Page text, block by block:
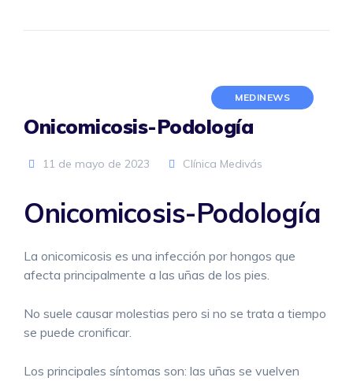
MEDINEWS
Onicomicosis-Podología
11 de mayo de 2023 Clínica Medivás
Onicomicosis-Podología
La onicomicosis es una infección por hongos que
afecta principalmente a las uñas de los pies.
No suele causar molestias pero si no se trata a tiempo
se puede cronificar.
Los principales síntomas son: las uñas se vuelven